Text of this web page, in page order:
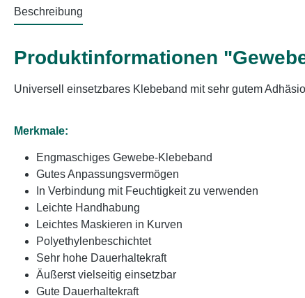
Beschreibung
Produktinformationen
Universell einsetzbares Klebeband mit sehr gutem
Merkmale:
Engmaschiges Gewebe-Klebeband
Gutes Anpassungsvermögen
In Verbindung mit Feuchtigkeit zu verwenden
Leichte Handhabung
Leichtes Maskieren in Kurven
Polyethylenbeschichtet
Sehr hohe Dauerhaltekraft
Äußerst vielseitig einsetzbar
Gute Dauerhaltekraft